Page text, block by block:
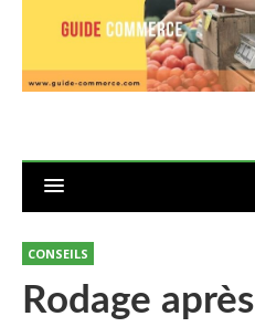
CONSEILS
Rodage après